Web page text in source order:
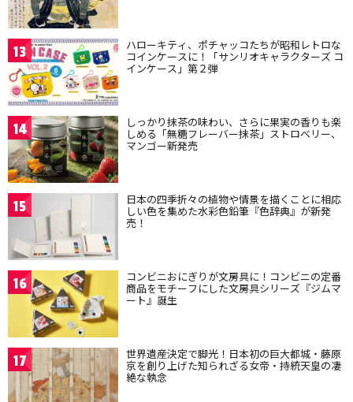
13 ハローキティ、ポチャッコたちが昭和レトロな
コインケースに！「サンリオキャラクターズ コ
インケース」第２弾
14 しっかり抹茶の味わい、さらに果実の香りも楽
しめる「無糖フレーバー抹茶」ストロベリー、
マンゴー新発売
15 日本の四季折々の植物や情景を描くことに相応
しい色を集めた水彩色鉛筆『色辞典』が新発
売！
16 コンビニおにぎりが文房具に！コンビニの定番
商品をモチーフにした文房具シリーズ『ジムマ
ート』誕生
17 世界遺産決定で脚光！日本初の巨大都城・藤原
京を創り上げた知られざる女帝・持統天皇の凄
絶な執念